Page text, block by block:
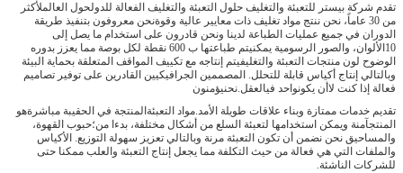
تقدم شركة بيستر للتعبئة والتغليف حلول التعبئة والتغليف الفعالة للدولحول العالملأكثر
من 30 عاماً، نحن ننتج مواد تغليف ذات معايير عالية وقوة
نحن معروفون بتنفيذ طريقة
الدوران في جميع عمليات الطباعة لدينا ونحن قادرون على استخدام ما يصل إلى
10 الألوان، والصور الرسومية يمكن
يتم طباعتها ب 600 نقطة لكل بوصة مما يعزز بدوره
الوضوح لون منتجات التعبئة والتغليفيتم إنتاجه مع تكييف المواقف المتعلقة بحماية البيئة
وبالتالي إنتاج أكياس قابلة للتحلل. المصممين الجرافيكيين القادرين على توفير تصاميم
فعالة إذا كنت لا أن يكونواحد فيالعقل.نحنيؤمنون
تقديم خدمات ممتازة وبناء علاقات طويلة الأمد.مواد التعبئة المنتجة في الحقيبة مباشرةهو
المنتجآمنة ويمكن استخدامها لتعبئة السلع من أشكال مختلفة، بدءا من؛حبوب القهوة،
والمساحيق نحن نضمن أن تكون التعبئة مرنة وبالتالي تعزيز سهولة التوزيع. الأكياس
والملفات التي هي فعالة من حيث التكلفة مما يجعل إنتاج التعبئة والعلب ممكنا حتى
للشركات الناشئة.